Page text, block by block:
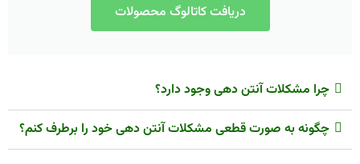
دریافت کاتالوگ محصولات
چرا مشکلات آنتن دهی وجود دارد؟
چگونه به صورت قطعی مشکلات آنتن دهی خود را برطرف کنم؟